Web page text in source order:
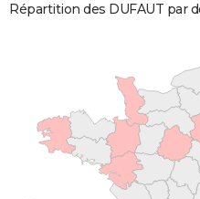
Répartition des DUFAUT par